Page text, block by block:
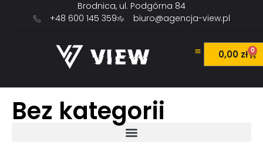
Brodnica, ul. Podgórna 84
+48 600 145 359
biuro@agencja-view.pl
0,00 zł 0
Bez kategorii